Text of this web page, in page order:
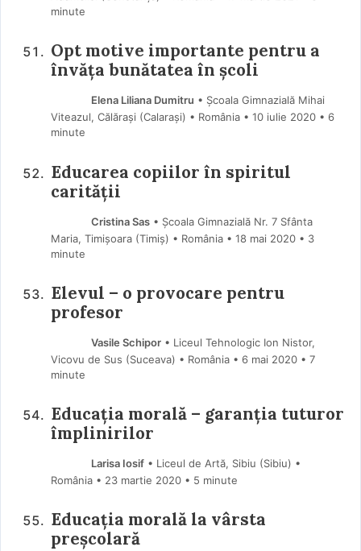
minute
Opt motive importante pentru a
învăța bunătatea în școli
Elena Liliana Dumitru • Școala Gimnazială Mihai
Viteazul, Călărași (Calaraşi) • România
10 iulie 2020 • 6
minute
Educarea copiilor în spiritul
carității
Cristina Sas• Școala Gimnazială Nr. 7 Sfânta
Maria, Timișoara (Timiş) • România
18 mai 2020 • 3
minute
Elevul – o provocare pentru
profesor
Vasile Schipor• Liceul Tehnologic Ion Nistor,
Vicovu de Sus (Suceava) • România
6 mai 2020 • 7
minute
Educația morală – garanția tuturor
împlinirilor
Larisa Iosif• Liceul de Artă, Sibiu (Sibiu) •
România
23 martie 2020 • 5 minute
Educația morală la vârsta
preșcolară